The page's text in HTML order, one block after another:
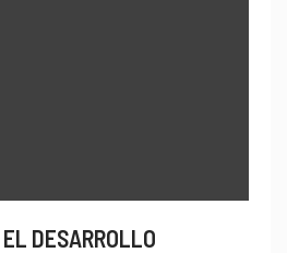
DESARROLLO